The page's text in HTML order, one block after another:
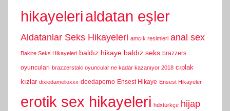
hikayelerialdatan eşler
Aldatanlar Seks Hikayeleri amcık resimleri anal sex
Bakire Seks Hikayeleri baldız hikaye baldız seks brazzers
oyunculari brazzerstaki oyuncular ne kadar kazanıyor 2018 cıplak
kızlar dixiedamelioxxx doedaporno Ensest Hikaye Ensest Hikayeler
erotik sex hikayeleri hdxtürkçe hijap